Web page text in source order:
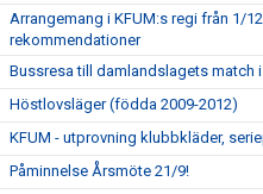
Arrangemang i KFUM:s regi från 1/
rekommendationer
Bussresa till damlandslagets match
Höstlovsläger (födda 2009-2012)
KFUM - utprovning klubbkläder,
Påminnelse Årsmöte 21/9!